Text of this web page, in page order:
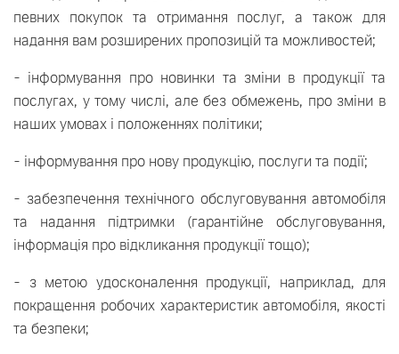
певних покупок та отримання послуг, а також для
надання вам розширених пропозицій та можливостей;
- інформування про новинки та зміни в продукції та
послугах, у тому числі, але без обмежень, про зміни в
наших умовах і положеннях політики;
- інформування про нову продукцію, послуги та події;
- забезпечення технічного обслуговування автомобіля
та надання підтримки (гарантійне обслуговування,
інформація про відкликання продукції тощо);
- з метою удосконалення продукції, наприклад, для
покращення робочих характеристик автомобіля, якості
та безпеки;